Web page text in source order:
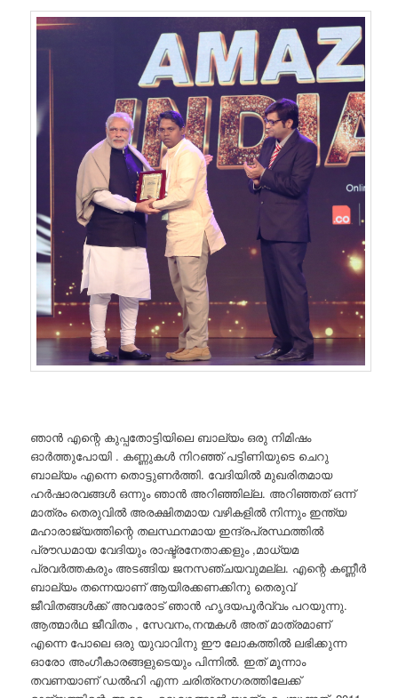
ഞാൻ എന്റെ കുപ്പതോട്ടിയിലെ ബാല്യം ഒരു നിമിഷം
ഓർത്തുപോയി . കണ്ണുകൾ നിറഞ്ഞ് പട്ടിണിയുടെ ചെറു
ബാല്യം എന്നെ തൊട്ടുണർത്തി. വേദിയിൽ മുഖരിതമായ
ഹർഷാരവങ്ങൾ ഒന്നും ഞാൻ അറിഞ്ഞില്ല. അറിഞ്ഞത് ഒന്ന്
മാത്രം തെരുവിൽ അരക്ഷിതമായ വഴികളിൽ നിന്നും ഇന്ത്യ
മഹാരാജ്യത്തിന്റെ തലസ്ഥനമായ ഇന്ദ്രപ്രസ്ഥത്തിൽ
പ്രൗഡമായ വേദിയും രാഷ്ട്രനേതാക്കളും ,മാധ്യമ
പ്രവർത്തകരും അടങ്ങിയ ജനസഞ്ചയവുമല്ല. എന്റെ കണ്ണീർ
ബാല്യം തന്നെയാണ് ആയിരക്കണക്കിനു തെരുവ്
ജീവിതങ്ങൾക്ക് അവരോട് ഞാൻ ഹൃദയപൂർവ്വം പറയുന്നു.
ആത്മാർഥ ജീവിതം , സേവനം,നന്മകൾ അത് മാത്രമാണ്
എന്നെ പോലെ ഒരു യുവാവിനു ഈ ലോകത്തിൽ ലഭിക്കുന്ന
ഓരോ അംഗീകാരങ്ങളുടെയും പിന്നിൽ. ഇത് മൂന്നാം
തവണയാണ് ഡൽഹി എന്ന ചരിത്രനഗരത്തിലേക്ക്